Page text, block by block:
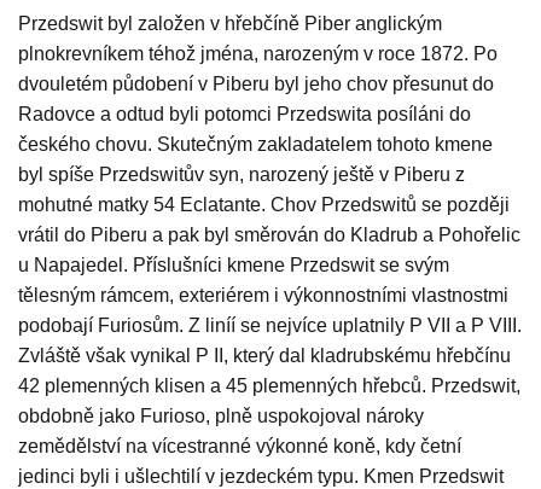
Przedswit byl založen v hřebčíně Piber anglickým
plnokrevníkem téhož jména, narozeným v roce 1872. Po
dvouletém půdobení v Piberu byl jeho chov přesunut do
Radovce a odtud byli potomci Przedswita posíláni do
českého chovu. Skutečným zakladatelem tohoto kmene
byl spíše Przedswitův syn, narozený ještě v Piberu z
mohutné matky 54 Eclatante. Chov Przedswitů se později
vrátil do Piberu a pak byl směrován do Kladrub a Pohořelic
u Napajedel. Příslušníci kmene Przedswit se svým
tělesným rámcem, exteriérem i výkonnostními vlastnostmi
podobají Furiosům. Z liníí se nejvíce uplatnily P VII a P VIII.
Zvláště však vynikal P II, který dal kladrubskému hřebčínu
42 plemenných klisen a 45 plemenných hřebců. Przedswit,
obdobně jako Furioso, plně uspokojoval nároky
zemědělství na vícestranné výkonné koně, kdy četní
jedinci byli i ušlechtilí v jezdeckém typu. Kmen Przedswit